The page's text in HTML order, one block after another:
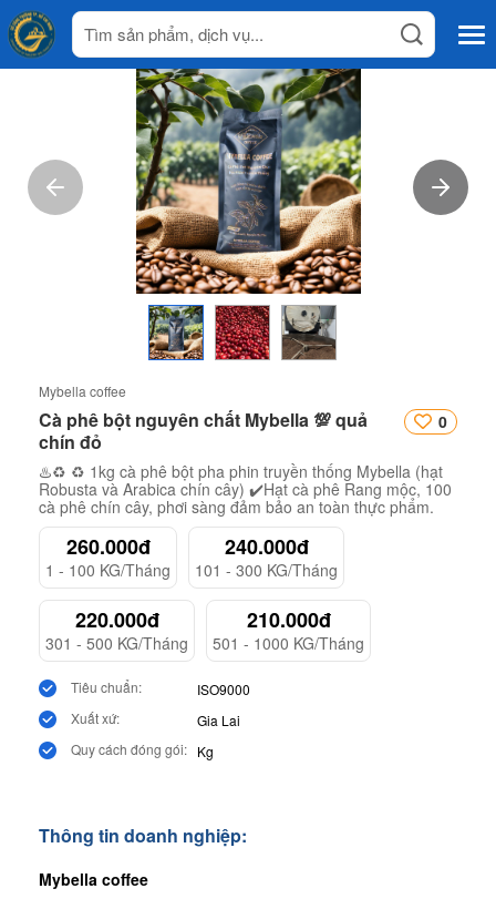
Mybella coffee
Cà phê bột nguyên chất Mybella 💯 quả
chín đỏ
0
♨️♻️ ♻️ 1kg cà phê bột pha phin truyền thống Mybella (hạt
Robusta và Arabica chín cây) ✔️Hạt cà phê Rang mộc, 100
cà phê chín cây, phơi sàng đảm bảo an toàn thực phẩm.
260.000đ
1 - 100 KG/Tháng
240.000đ
101 - 300 KG/Tháng
220.000đ
301 - 500 KG/Tháng
210.000đ
501 - 1000 KG/Tháng
Tiêu chuẩn:
ISO9000
Xuất xứ:
Gia Lai
Quy cách đóng gói: Kg
Thông tin doanh nghiệp:
Mybella coffee